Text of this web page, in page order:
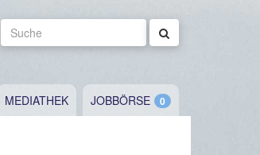
Suche
MEDIATHEK JOBBÖRSE